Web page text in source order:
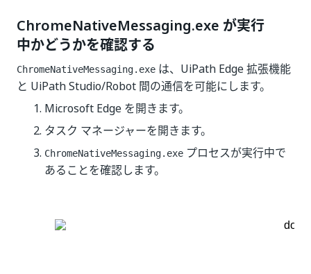
ChromeNativeMessaging.exe が実行
中かどうかを確認する
ChromeNativeMessaging.exe は、UiPath Edge 拡張機能
と UiPath Studio/Robot 間の通信を可能にします。
Microsoft Edge を開きます。
タスク マネージャーを開きます。
ChromeNativeMessaging.exe プロセスが実行中で
あることを確認します。